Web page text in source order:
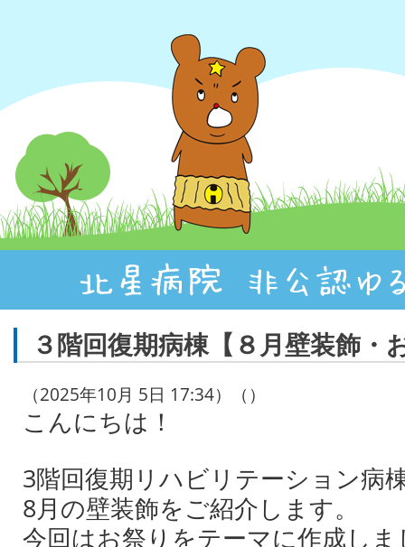
３階回復期病棟【８月壁装飾・
（2025年10月 5日 17:34）（）
こんにちは！
3階回復期リハビリテーション病
8月の壁装飾をご紹介します。
今回はお祭りをテーマに作成しま